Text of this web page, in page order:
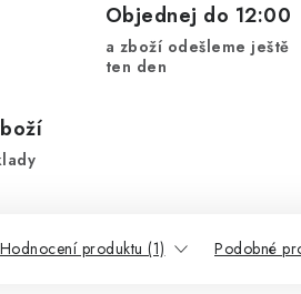
Objednej do 12:00
a zboží odešleme ještě
ten den
Hodnocení produktu (1) Podobné